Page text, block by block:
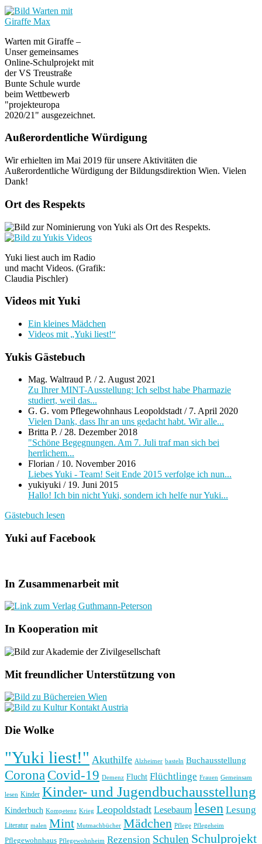
Warten mit Giraffe –
Unser gemeinsames
Online-Schulprojekt mit
der VS Treustraße
Bunte Schule wurde
beim Wettbewerb
"projekteuropa
2020/21" ausgezeichnet.
Außerordentliche Würdigung
Wir erhielten im Mai 2019 für unsere Aktivitäten die
Außerordentliche Würdigung der Bildungsdirektion Wien. Vielen
Dank!
Ort des Respekts
Yuki liest auch im Radio
und macht Videos. (Grafik:
Claudia Pischler)
Videos mit Yuki
Ein kleines Mädchen
Videos mit „Yuki liest!“
Yukis Gästebuch
Mag. Waltraud P. /2. August 2021
Zu Ihrer MINT-Ausstellung: Ich selbst habe Pharmazie
studiert, weil das...
G. G. vom Pflegewohnhaus Leopoldstadt/ 7. April 2020
Vielen Dank, dass Ihr an uns gedacht habt. Wir alle...
Britta P. /28. Dezember 2018
"Schöne Begegnungen. Am 7. Juli traf man sich bei
herrlichem...
Florian / 10. November 2016
Liebes Yuki - Team! Seit Ende 2015 verfolge ich nun...
yukiyuki / 19. Juni 2015
Hallo! Ich bin nicht Yuki, sondern ich helfe nur Yuki...
Gästebuch lesen
Yuki auf Facebook
In Zusammenarbeit mit
In Kooperation mit
Mit freundlicher Unterstützung von
Die Wolke
"Yuki liest!" Akuthilfe Alzheimer basteln Buchausstellung
Corona Covid-19 Demenz Flucht Flüchtlinge Frauen Gemeinsam
lesen Kinder Kinder- und Jugendbuchausstellung
Kinderbuch Kompetenz Krieg Leopoldstadt Lesebaum lesen Lesung
Literatur malen Mint Mutmachbücher Mädchen Pflege Pflegeheim
Pflegewohnhaus Pflegewohnheim Rezension Schulen Schulprojekt